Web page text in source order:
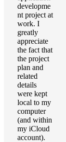
developme
nt project at
work. I
greatly
appreciate
the fact that
the project
plan and
related
details
were kept
local to my
computer
(and within
my iCloud
account).